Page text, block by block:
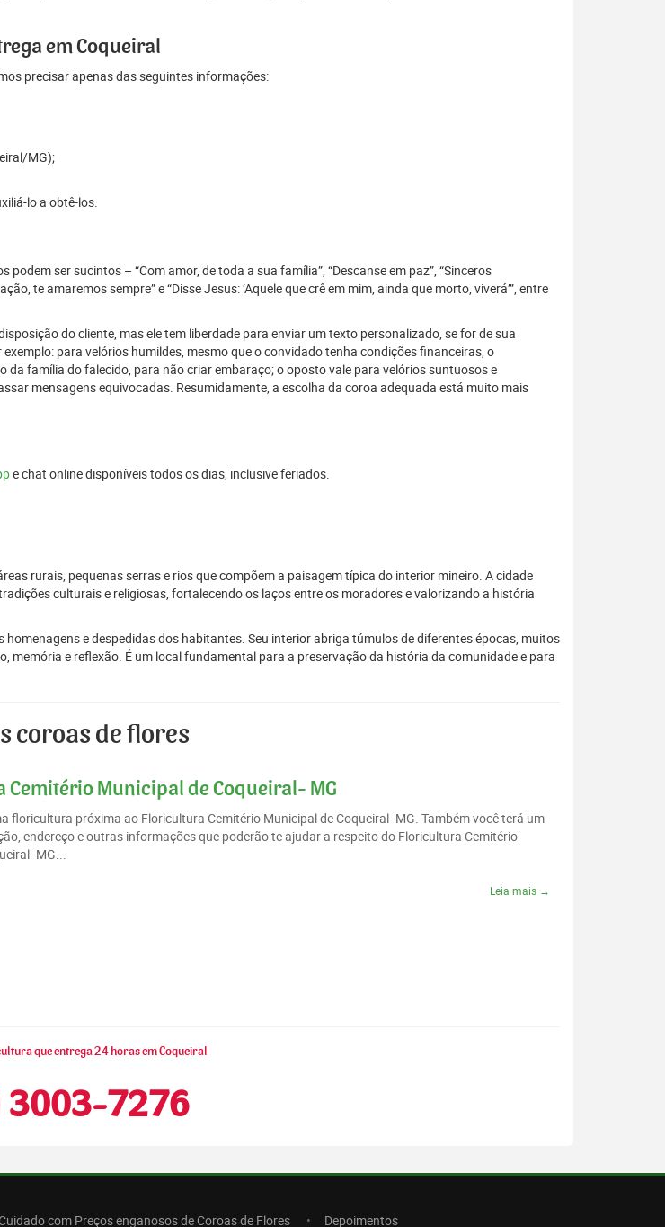
em Coqueiral
precisar apenas das seguintes informações:
MG);
lo a obtê-los.
ser sucintos – “Com amor, de toda a sua família”, “Descanse em paz”, “Sinceros
te amaremos sempre” e “Disse Jesus: ‘Aquele que crê em mim, ainda que morto, viverá’”, entre
do cliente, mas ele tem liberdade para enviar um texto personalizado, se for de sua
para velórios humildes, mesmo que o convidado tenha condições financeiras, o
família do falecido, para não criar embaraço; o oposto vale para velórios suntuosos e
mensagens equivocadas. Resumidamente, a escolha da coroa adequada está muito mais
e chat online disponíveis todos os dias, inclusive feriados.
rurais, pequenas serras e rios que compõem a paisagem típica do interior mineiro. A cidade
culturais e religiosas, fortalecendo os laços entre os moradores e valorizando a história
e despedidas dos habitantes. Seu interior abriga túmulos de diferentes épocas, muitos
e reflexão. É um local fundamental para a preservação da história da comunidade e para
coroas de flores
Cemitério Municipal de Coqueiral- MG
floricultura próxima ao Floricultura Cemitério Municipal de Coqueiral- MG. Também você terá um
endereço e outras informações que poderão te ajudar a respeito do Floricultura Cemitério
MG...
Leia mais →
que entrega 24 horas em Coqueiral
3003-7276
Cuidado com Preços enganosos de Coroas de Flores Depoimentos